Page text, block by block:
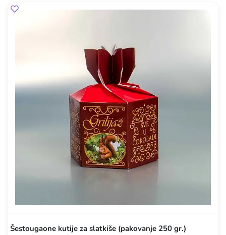
Šestougaone kutije za slatkiše (pakovanje 250 gr.)